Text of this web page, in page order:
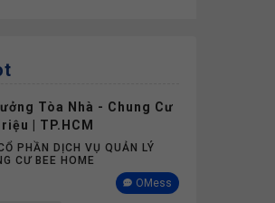
Tòa Nhà - Chung Cư
| TP.HCM
PHẦN DỊCH VỤ QUẢN LÝ
CƯ BEE HOME
OMess